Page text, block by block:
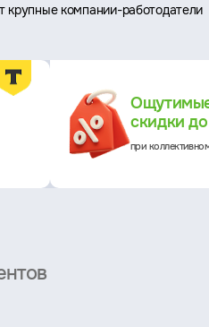
крупные компании-работодатели
скидки
при